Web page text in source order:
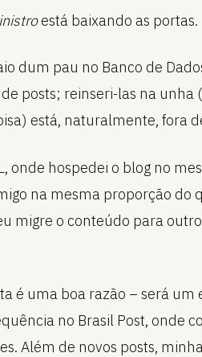
está baixando as portas.
dum pau no Banco de
posts; reinseri-las na unha
está, naturalmente, fora
onde hospedei o blog no
na mesma proporção do
migre o conteúdo para
é uma boa razão – será um
no Brasil Post, onde
Além de novos posts,